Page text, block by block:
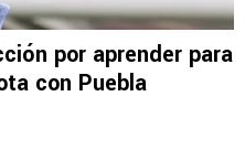
por aprender para
con Puebla